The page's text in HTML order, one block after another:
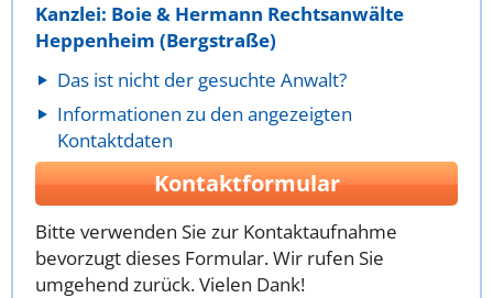
Kanzlei: Boie & Hermann Rechtsanwälte
Heppenheim (Bergstraße)
Das ist nicht der gesuchte Anwalt?
Informationen zu den angezeigten
Kontaktdaten
Kontaktformular
Bitte verwenden Sie zur Kontaktaufnahme
bevorzugt dieses Formular. Wir rufen Sie
umgehend zurück. Vielen Dank!